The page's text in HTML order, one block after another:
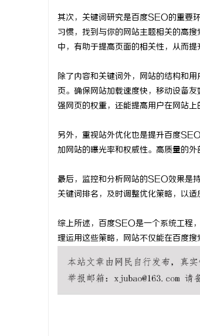
其次，关键词研究是百度SEO的重要
习惯，找到与你的网站主题相关的高
中，有助于提高页面的相关性，从而提
除了内容和关键词外，网站的结构和
页。确保网站加载速度快，移动设备
强网页的权重，还能提高用户在网站上
另外，重视站外优化也是提升百度
加网站的曝光率和权威性。高质量的
最后，监控和分析网站的SEO效果是
关键词排名，及时调整优化策略，以适
综上所述，百度SEO是一个系统工程
理运用这些策略，网站不仅能在百度